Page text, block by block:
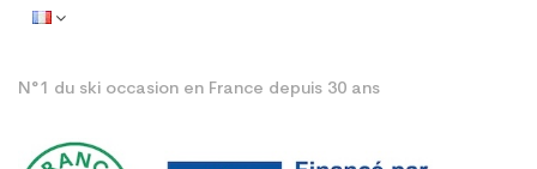
N°1 du ski occasion en France depuis 30 ans